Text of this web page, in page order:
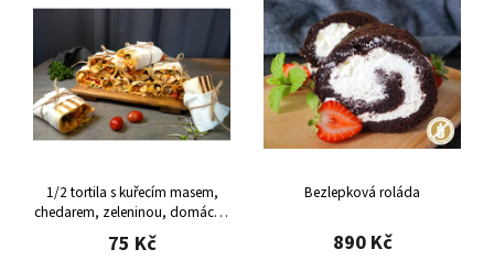
Nejprodávanější
Abecedně
1/2 tortila s kuřecím masem,
chedarem, zeleninou, domácím
dresingem
75 Kč
Bezlepková roláda
890 Kč